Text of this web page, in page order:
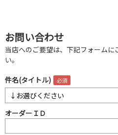
お問い合わせ
当店へのご要望は、下記フォーム
い。
件名(タイトル)
オーダーＩＤ